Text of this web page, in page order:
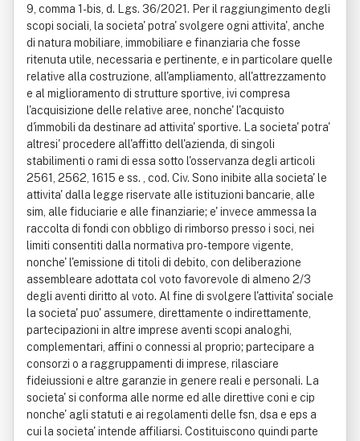
9, comma 1-bis, d. Lgs. 36/2021. Per il raggiungimento degli
scopi sociali, la societa' potra' svolgere ogni attivita', anche
di natura mobiliare, immobiliare e finanziaria che fosse
ritenuta utile, necessaria e pertinente, e in particolare quelle
relative alla costruzione, all'ampliamento, all'attrezzamento
e al miglioramento di strutture sportive, ivi compresa
l'acquisizione delle relative aree, nonche' l'acquisto
d'immobili da destinare ad attivita' sportive. La societa' potra'
altresi' procedere all'affitto dell'azienda, di singoli
stabilimenti o rami di essa sotto l'osservanza degli articoli
2561, 2562, 1615 e ss. , cod. Civ. Sono inibite alla societa' le
attivita' dalla legge riservate alle istituzioni bancarie, alle
sim, alle fiduciarie e alle finanziarie; e' invece ammessa la
raccolta di fondi con obbligo di rimborso presso i soci, nei
limiti consentiti dalla normativa pro-tempore vigente,
nonche' l'emissione di titoli di debito, con deliberazione
assembleare adottata col voto favorevole di almeno 2/3
degli aventi diritto al voto. Al fine di svolgere l'attivita' sociale
la societa' puo' assumere, direttamente o indirettamente,
partecipazioni in altre imprese aventi scopi analoghi,
complementari, affini o connessi al proprio; partecipare a
consorzi o a raggruppamenti di imprese, rilasciare
fideiussioni e altre garanzie in genere reali e personali. La
societa' si conforma alle norme ed alle direttive coni e cip
nonche' agli statuti e ai regolamenti delle fsn, dsa e eps a
cui la societa' intende affiliarsi. Costituiscono quindi parte